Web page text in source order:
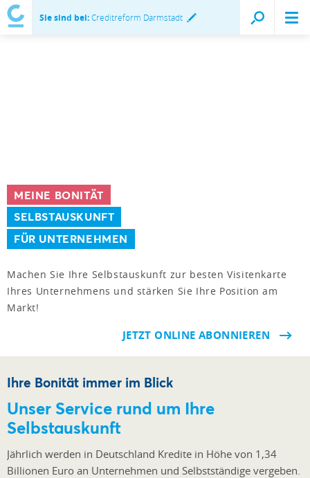
Sie sind bei:Creditreform Darmstadt
MEINE BONITÄT
SELBSTAUSKUNFT
FÜR UNTERNEHMEN
Machen Sie Ihre Selbstauskunft zur besten Visitenkarte
Ihres Unternehmens und stärken Sie Ihre Position am
Markt!
JETZT ONLINE ABONNIEREN
Ihre Bonität immer im Blick
Unser Service rund um Ihre
Selbstauskunft
Jährlich werden in Deutschland Kredite in Höhe von 1,34
Billionen Euro an Unternehmen und Selbstständige vergeben.